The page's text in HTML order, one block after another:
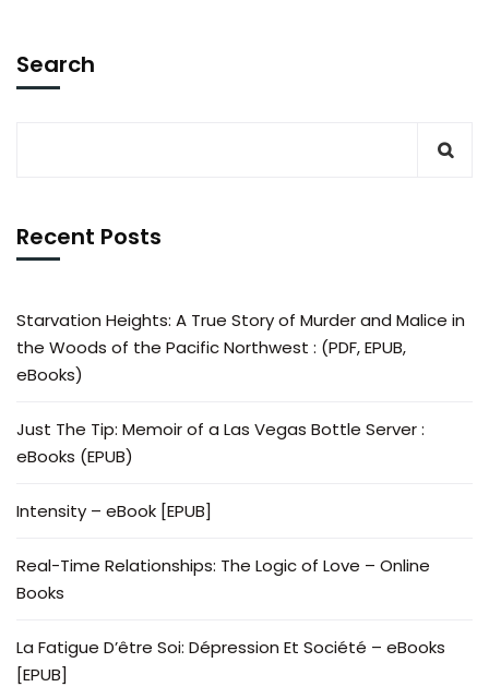
Search
Recent Posts
Starvation Heights: A True Story of Murder and Malice in
the Woods of the Pacific Northwest : (PDF, EPUB,
eBooks)
Just The Tip: Memoir of a Las Vegas Bottle Server :
eBooks (EPUB)
Intensity – eBook [EPUB]
Real-Time Relationships: The Logic of Love – Online
Books
La Fatigue D’être Soi: Dépression Et Société – eBooks
[EPUB]